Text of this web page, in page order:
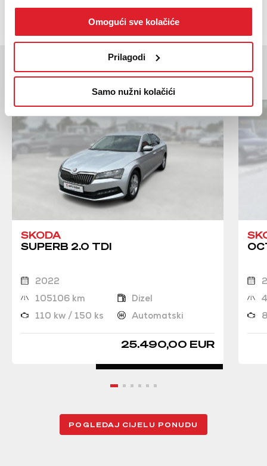
Omogući sve kolačiće
Prilagodi
Samo nužni kolačići
Slična vozila
SKODA
SUPERB 2.0 TDI
2022
105106 km
Dizel
110 kw / 150 ks
Automatski
25.490,00 EUR
POGLEDAJ CIJELU PONUDU